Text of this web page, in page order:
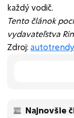
každý vodič.
Tento článok
vydavateľstva
Zdroj:
Najnovšie